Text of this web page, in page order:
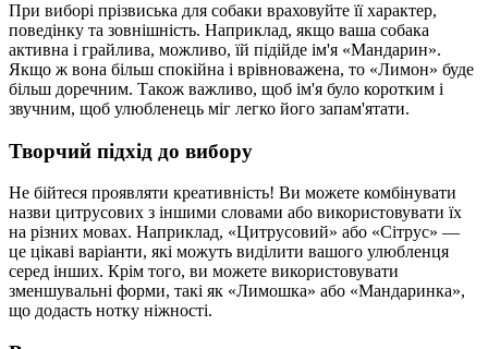
При виборі прізвиська для собаки враховуйте її характер,
поведінку та зовнішність. Наприклад, якщо ваша собака
активна і грайлива, можливо, їй підійде ім'я «Мандарин».
Якщо ж вона більш спокійна і врівноважена, то «Лимон» буде
більш доречним. Також важливо, щоб ім'я було коротким і
звучним, щоб улюбленець міг легко його запам'ятати.
Творчий підхід до вибору
Не бійтеся проявляти креативність! Ви можете комбінувати
назви цитрусових з іншими словами або використовувати їх
на різних мовах. Наприклад, «Цитрусовий» або «Сітрус» —
це цікаві варіанти, які можуть виділити вашого улюбленця
серед інших. Крім того, ви можете використовувати
зменшувальні форми, такі як «Лимошка» або «Мандаринка»,
що додасть нотку ніжності.